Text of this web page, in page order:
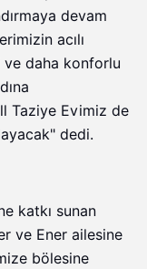
devam
acılı
ve daha konforlu
Taziye Evimiz de
dedi.
katkı sunan
ve Ener ailesine
bölesine